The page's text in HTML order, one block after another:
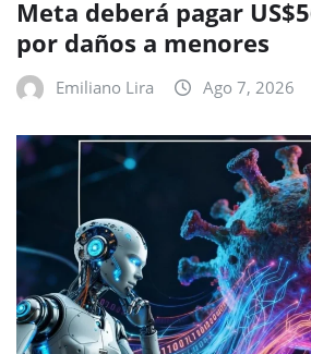
Meta deberá pagar
por daños a menores
Emiliano Lira Ago 7, 2026